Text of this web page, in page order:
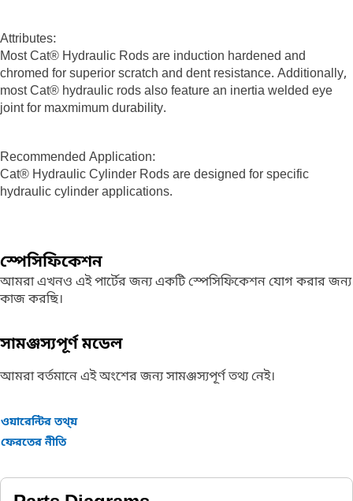
Attributes:
Most Cat® Hydraulic Rods are induction hardened and
chromed for superior scratch and dent resistance. Additionally,
most Cat® hydraulic rods also feature an inertia welded eye
joint for maxmimum durability.
Recommended Application:
Cat® Hydraulic Cylinder Rods are designed for specific
hydraulic cylinder applications.
স্পেসিফিকেশন
আমরা এখনও এই পার্টের জন্য একটি স্পেসিফিকেশন যোগ করার জন্য
কাজ করছি।
সামঞ্জস্যপূর্ণ মডেল
আমরা বর্তমানে এই অংশের জন্য সামঞ্জস্যপূর্ণ তথ্য নেই।
ওয়ারেন্টির তথ্য়
ফেরতের নীতি